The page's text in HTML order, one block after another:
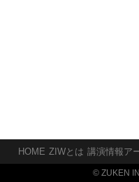
HOME ZIWとは 講演情報ア
© ZUKEN